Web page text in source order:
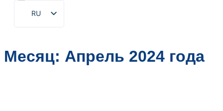
RU
EN
FR
Месяц: Апрель 2024 года